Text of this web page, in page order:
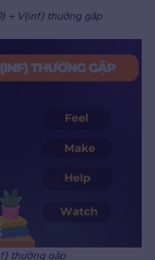
+ V(inf) thường gặp
thường gặp